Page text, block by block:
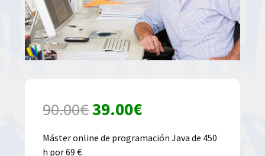
90.00€El
precio
39.00€El
precio
Máster online de programación Java de 450
h por 69 €